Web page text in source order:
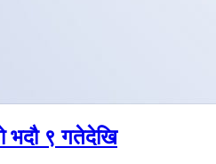
भदौ ९ गतेदेखि